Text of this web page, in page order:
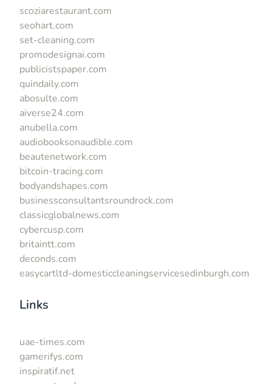
scoziarestaurant.com
seohart.com
set-cleaning.com
promodesignai.com
publicistspaper.com
quindaily.com
abosulte.com
aiverse24.com
anubella.com
audiobooksonaudible.com
beautenetwork.com
bitcoin-tracing.com
bodyandshapes.com
businessconsultantsroundrock.com
classicglobalnews.com
cybercusp.com
britaintt.com
deconds.com
easycartltd-domesticcleaningservicesedinburgh.com
Links
uae-times.com
gamerifys.com
inspiratif.net